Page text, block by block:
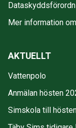
Mer information
AKTUELLT
Vattenpolo
Anmälan hösten
Simskola till